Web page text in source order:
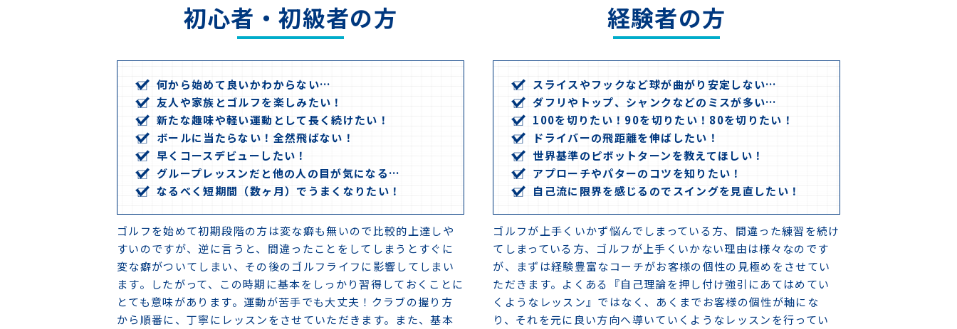
2020-08-06
群馬合宿のご案内（10月5日〜6日、10月12日〜13日）
2020-08-05
2020-07-22
【活動報告】ラウンドレッスンの様子
2020-07-18
新しい練習器具導入しました！
2020-07-12
【活動報告】先日行われた合宿の様子
2020-06-08
【終了】体験キャンペーン実施中！（6月30日まで）
長野合宿のご案内（6月29日〜30日、7月6日〜7日）
2020-05-07
【終了】お得な体験キャンペーン実施中！（5月末まで）
2020-04-05
【終了】スプリングキャンペーン実施中！（4月末まで）
2020-03-28
新型コロナウイルスへの対応について
初心者・初級者の方
何から始めて良いかわからない…
友人や家族とゴルフを楽しみたい！
新たな趣味や軽い運動として長く続けたい！
ボールに当たらない！全然飛ばない！
早くコースデビューしたい！
グループレッスンだと他の人の目が気になる…
なるべく短期間（数ヶ月）でうまくなりたい！
ゴルフを始めて初期段階の方は変な癖も無いので比較的上達しや
すいのですが、逆に言うと、間違ったことをしてしまうとすぐに
変な癖がついてしまい、その後のゴルフライフに影響してしまい
ます。したがって、この時期に基本をしっかり習得しておくことに
とても意味があります。運動が苦手でも大丈夫！クラブの握り方
から順番に、丁寧にレッスンをさせていただきます。また、基本
経験者の方
スライスやフックなど球が曲がり安定しない…
ダフリやトップ、シャンクなどのミスが多い…
100を切りたい！90を切りたい！80を切りたい！
ドライバーの飛距離を伸ばしたい！
世界基準のピボットターンを教えてほしい！
アプローチやパターのコツを知りたい！
自己流に限界を感じるのでスイングを見直したい！
ゴルフが上手くいかず悩んでしまっている方、間違った練習を続け
てしまっている方、ゴルフが上手くいかない理由は様々なのです
が、まずは経験豊富なコーチがお客様の個性の見極めをさせてい
ただきます。よくある『自己理論を押し付け強引にあてはめてい
くようなレッスン』ではなく、あくまでお客様の個性が軸にな
り、それを元に良い方向へ導いていくようなレッスンを行ってい